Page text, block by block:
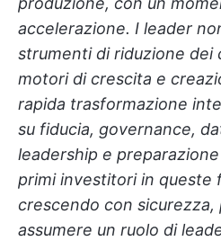
accelerazione. I leader
strumenti di riduzione dei
motori di crescita e
rapida trasformazione
su fiducia, governance,
leadership e
primi investitori in queste
crescendo con sicurezza,
assumere un ruolo di